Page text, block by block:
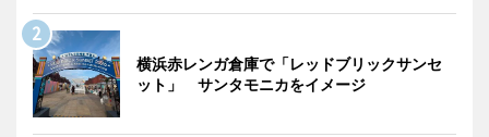
横浜赤レンガ倉庫で「レッドブリックサンセ
ット」 サンタモニカをイメージ